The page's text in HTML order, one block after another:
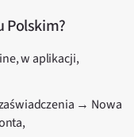
Polskim?
w aplikacji,
→ Nowa